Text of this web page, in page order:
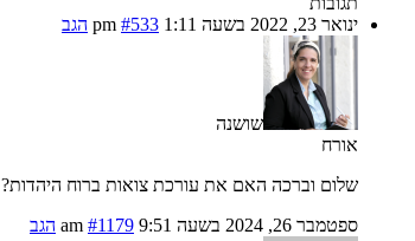
ינואר 23, 2022 בשעה 1:11 pm
#533 הגב
שושנה
אורח
שלום וברכה האם את עורכת צואות ברוח היהדות?
ספטמבר 26, 2024 בשעה 9:51 am
#1179 הגב